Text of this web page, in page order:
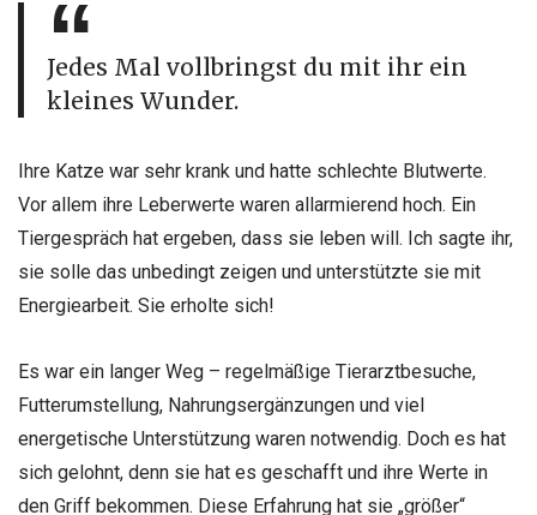
Jedes Mal vollbringst du mit ihr ein
kleines Wunder.
Ihre Katze war sehr krank und hatte schlechte Blutwerte.
Vor allem ihre Leberwerte waren allarmierend hoch. Ein
Tiergespräch hat ergeben, dass sie leben will. Ich sagte ihr,
sie solle das unbedingt zeigen und unterstützte sie mit
Energiearbeit. Sie erholte sich!
Es war ein langer Weg – regelmäßige Tierarztbesuche,
Futterumstellung, Nahrungsergänzungen und viel
energetische Unterstützung waren notwendig. Doch es hat
sich gelohnt, denn sie hat es geschafft und ihre Werte in
den Griff bekommen. Diese Erfahrung hat sie „größer“